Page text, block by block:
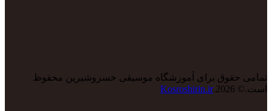
تمامی حقوق برای آموزشگاه موسیقی خسروشیرین محفوظ
است.© 2026.
Kosroshirin.ir